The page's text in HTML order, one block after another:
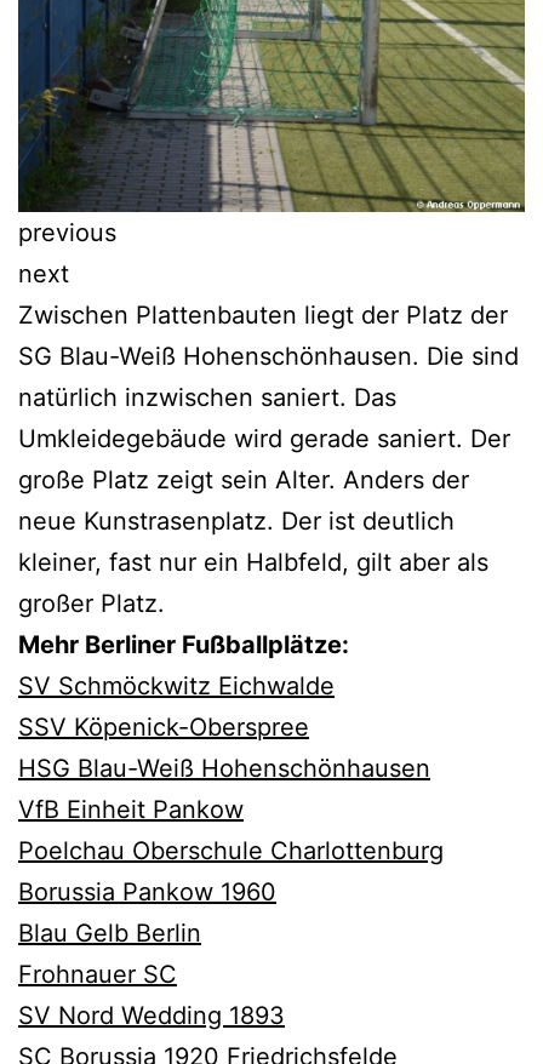
previous
next
Zwischen Plattenbauten liegt der Platz der
SG Blau-Weiß Hohenschönhausen. Die sind
natürlich inzwischen saniert. Das
Umkleidegebäude wird gerade saniert. Der
große Platz zeigt sein Alter. Anders der
neue Kunstrasenplatz. Der ist deutlich
kleiner, fast nur ein Halbfeld, gilt aber als
großer Platz.
Mehr Berliner Fußballplätze:
SV Schmöckwitz Eichwalde
SSV Köpenick-Oberspree
HSG Blau-Weiß Hohenschönhausen
VfB Einheit Pankow
Poelchau Oberschule Charlottenburg
Borussia Pankow 1960
Blau Gelb Berlin
Frohnauer SC
SV Nord Wedding 1893
SC Borussia 1920 Friedrichsfelde